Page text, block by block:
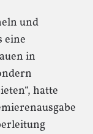
und
eine
in
hatte